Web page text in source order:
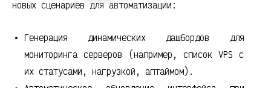
новых сценариев для автоматизации:
Генерация динамических дашбордов для
мониторинга серверов (например, список VPS с
их статусами, нагрузкой, аптаймом).